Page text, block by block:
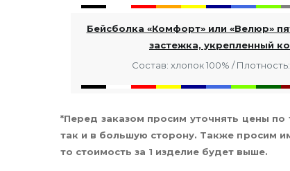
Бейсболка «Комфорт» или «Велюр»
застежка, укрепленный
Состав: хлопок 100% /
*Перед заказом просим уточнять цены
так и в большую сторону. Также просим
то стоимость за 1 изделие будет выше.